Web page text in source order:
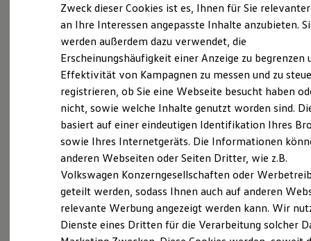
Laden
Laden unterwegs
Laden Zuhause
Ladezeitensimulator
Batterie
Sicherheit
Garantie und Lebensdauer
Nachhaltigkeit
Technologie
Kosten und Kauf
Verbrauchskosten
Kaufoptionen
E-Auto-Förderung
Software und Konnektivität
Die ID. Software 6
ID. Software Versionen und Updates
Digitale Extras
Schnittstellen zu Ihrem ID.
Probefahrt vereinbaren
Fahrzeugangebot anfordern
Serviceanfrage stellen
Zweck dieser Cookies ist es, Ihnen für Sie
an Ihre Interessen angepasste Inhalte anzubieten.
werden außerdem dazu verwendet, die
Erscheinungshäufigkeit einer Anzeige zu begrenzen
Effektivität von Kampagnen zu messen und zu
registrieren, ob Sie eine Webseite besucht haben
nicht, sowie welche Inhalte genutzt worden sind.
basiert auf einer eindeutigen Identifikation Ihres
sowie Ihres Internetgeräts. Die Informationen
anderen Webseiten oder Seiten Dritter, wie z.B.
Volkswagen Konzerngesellschaften oder
geteilt werden, sodass Ihnen auch auf anderen
relevante Werbung angezeigt werden kann. Wir
Dienste eines Dritten für die Verarbeitung solcher